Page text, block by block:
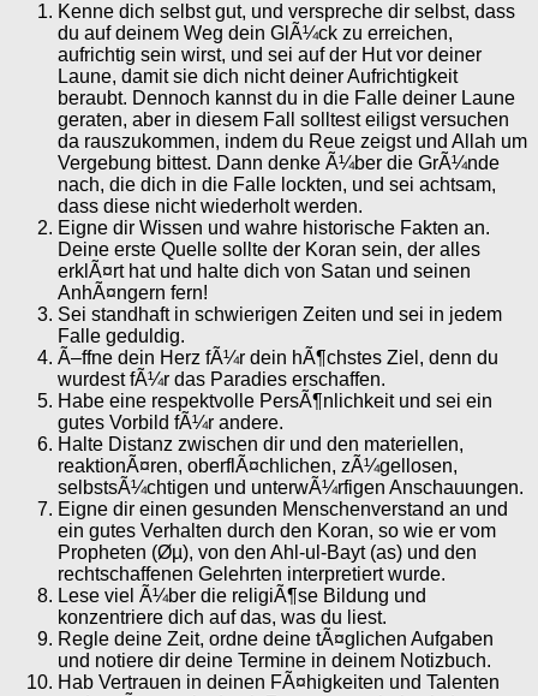
Kenne dich selbst gut, und verspreche dir selbst, dass
du auf deinem Weg dein GlÃ¼ck zu erreichen,
aufrichtig sein wirst, und sei auf der Hut vor deiner
Laune, damit sie dich nicht deiner Aufrichtigkeit
beraubt. Dennoch kannst du in die Falle deiner Laune
geraten, aber in diesem Fall solltest eiligst versuchen
da rauszukommen, indem du Reue zeigst und Allah um
Vergebung bittest. Dann denke Ã¼ber die GrÃ¼nde
nach, die dich in die Falle lockten, und sei achtsam,
dass diese nicht wiederholt werden.
Eigne dir Wissen und wahre historische Fakten an.
Deine erste Quelle sollte der Koran sein, der alles
erklÃ¤rt hat und halte dich von Satan und seinen
AnhÃ¤ngern fern!
Sei standhaft in schwierigen Zeiten und sei in jedem
Falle geduldig.
Ã–ffne dein Herz fÃ¼r dein hÃ¶chstes Ziel, denn du
wurdest fÃ¼r das Paradies erschaffen.
Habe eine respektvolle PersÃ¶nlichkeit und sei ein
gutes Vorbild fÃ¼r andere.
Halte Distanz zwischen dir und den materiellen,
reaktionÃ¤ren, oberflÃ¤chlichen, zÃ¼gellosen,
selbstsÃ¼chtigen und unterwÃ¼rfigen Anschauungen.
Eigne dir einen gesunden Menschenverstand an und
ein gutes Verhalten durch den Koran, so wie er vom
Propheten (Øµ), von den Ahl-ul-Bayt (as) und den
rechtschaffenen Gelehrten interpretiert wurde.
Lese viel Ã¼ber die religiÃ¶se Bildung und
konzentriere dich auf das, was du liest.
Regle deine Zeit, ordne deine tÃ¤glichen Aufgaben
und notiere dir deine Termine in deinem Notizbuch.
Hab Vertrauen in deinen FÃ¤higkeiten und Talenten